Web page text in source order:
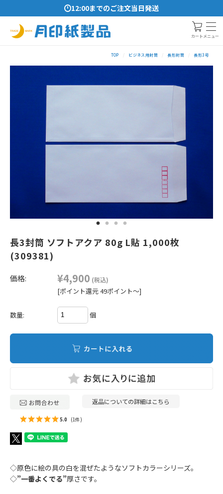
12:00までのご注文当日発送
カート メニュー
TOP ビジネス用封筒 長形封筒 長形3号
長3封筒 ソフトアクア 80g L貼 1,000枚
(309381)
価格: ¥4,900 (税込)
[ポイント還元 49ポイント～]
数量: 個
返品についての詳細はこちら
5.0 (1件)
◇原色に絵の具の白を混ぜたようなソフトカラーシリーズ。
◇”一番よくでる”厚さです。